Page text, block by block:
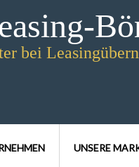
bei
UNSERE